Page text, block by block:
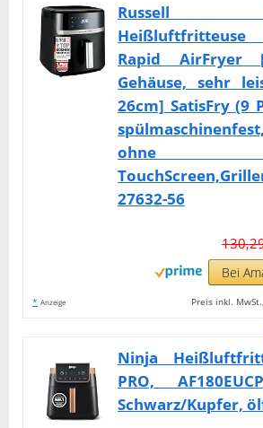
Russell
Rapid AirFryer
Gehäuse, sehr
26cm] SatisFry (9
ohne
27632-56
Bei
* Anzeige Preis inkl.
Ninja
PRO,
Schwarz/Kupfer,